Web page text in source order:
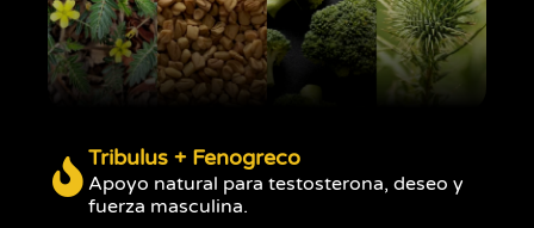
Tribulus + Fenogreco
Apoyo natural para testosterona, deseo y
fuerza masculina.